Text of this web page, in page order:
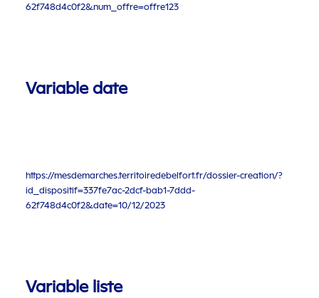
62f748d4c0f2&num_offre=offre123
Variable date
https://mesdemarches.territoiredebelfort.fr/dossier-creation/?
id_dispositif=337fe7ac-2dcf-bab1-7ddd-
62f748d4c0f2&date=10/12/2023
Variable liste